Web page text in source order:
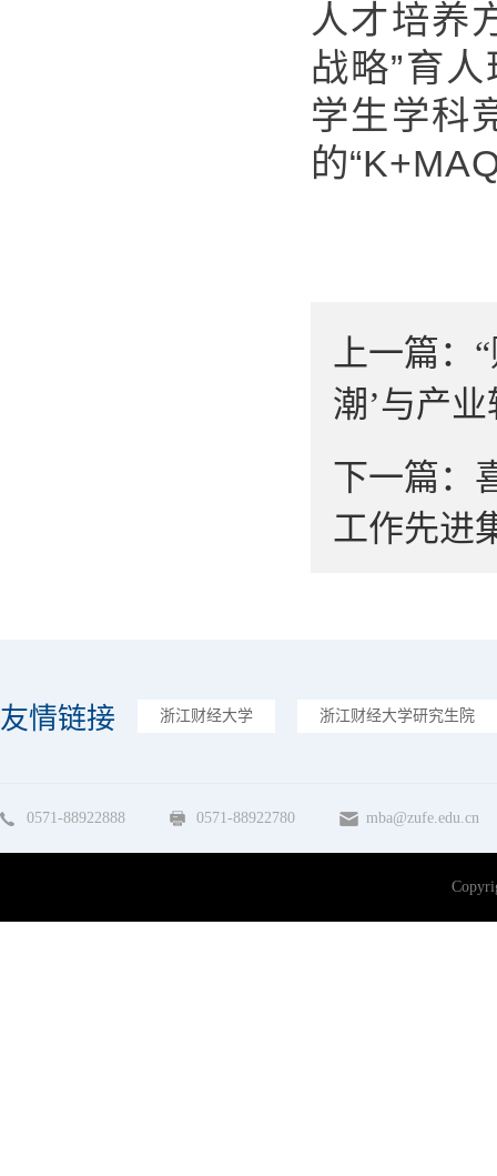
人才培养
战略”育
学生学科
的“
上一篇：
潮’与产业
下一篇：
工作先进
友情链接 浙江财经大学 浙江财经大学研究生院
0571-88922888 0571-88922780 mba@zufe.edu.cn